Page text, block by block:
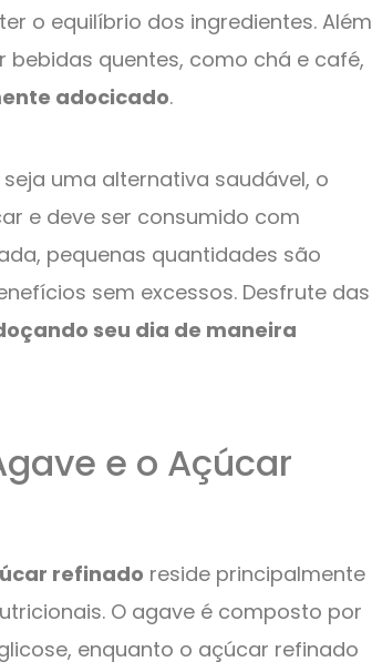
o equilíbrio dos ingredientes. Além
quentes, como chá e café,
adocicado.
uma alternativa saudável, o
e deve ser consumido com
pequenas quantidades são
sem excessos. Desfrute das
seu dia de maneira
e o Açúcar
refinado reside principalmente
O agave é composto por
enquanto o açúcar refinado